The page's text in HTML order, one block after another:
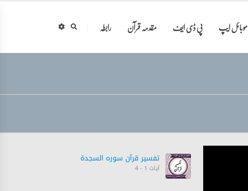
موبائل ایپ پی ڈی ایف مقدمہ قرآن
رابطہ
تفسیر قرآن سورہ ‎السجدة‎
آیات 1 - 4